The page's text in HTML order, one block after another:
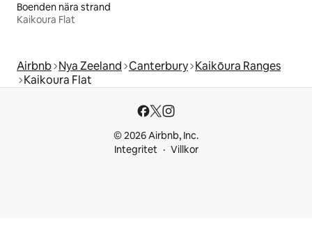
Boenden nära strand
Kaikoura Flat
Airbnb Nya Zeeland Canterbury Kaikōura Ranges
Kaikoura Flat
© 2026 Airbnb, Inc.
Integritet
Villkor